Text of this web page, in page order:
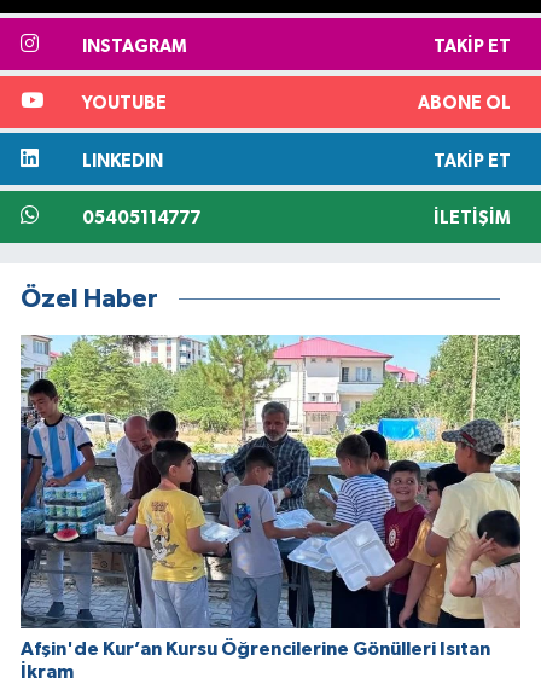
INSTAGRAM TAKIP ET
YOUTUBE ABONE OL
LINKEDIN TAKIP ET
05405114777 İLETIŞIM
Özel Haber
Afşin'de Kur’an Kursu Öğrencilerine Gönülleri Isıtan
İkram